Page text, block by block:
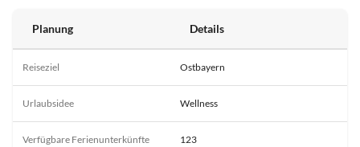
Planung Details
Reiseziel Ostbayern
Urlaubsidee Wellness
Verfügbare Ferienunterkünfte 123